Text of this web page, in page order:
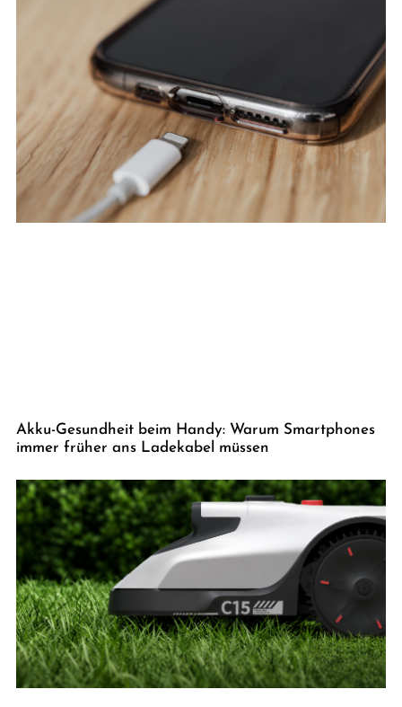
Akku-Gesundheit beim Handy: Warum Smartphones
immer früher ans Ladekabel müssen